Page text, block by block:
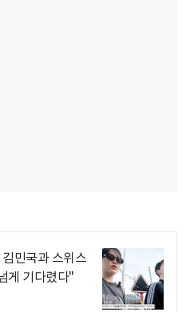
민국과 스위스
게 기다렸다"